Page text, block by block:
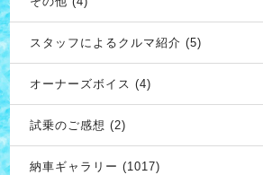
スタッフによるクルマ紹介 (5)
オーナーズボイス (4)
試乗のご感想 (2)
納車ギャラリー (1017)